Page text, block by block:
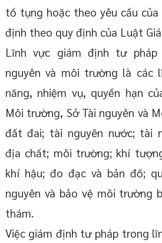
tố tụng hoặc theo yêu cầu của
định theo quy định của Luật
Lĩnh vực giám định tư
nguyên và môi trường là các
năng, nhiệm vụ, quyền hạn
Môi trường, Sở Tài nguyên và
đất đai; tài nguyên nước; tài
địa chất; môi trường; khí
khí hậu; đo đạc và bản đồ;
nguyên và bảo vệ môi trường
thám.
Việc giám định tư pháp trong